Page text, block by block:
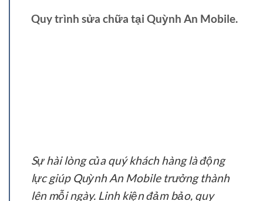
Quy trình sửa chữa tại Quỳnh An Mobile.
Sự hài lòng của quý khách hàng là động
lực giúp Quỳnh An Mobile trưởng thành
lên mỗi ngày. Linh kiện đảm bảo, quy